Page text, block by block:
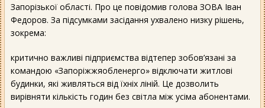
Запорізької області. Про це повідомив голова ЗОВА Іван
Федоров. За підсумками засідання ухвалено низку рішень,
зокрема:
критично важливі підприємства відтепер зобов’язані за
командою «Запоріжжяобленерго» відключати житлові
будинки, які живляться від їхніх ліній. Це дозволить
вирівняти кількість годин без світла між усіма абонентами.